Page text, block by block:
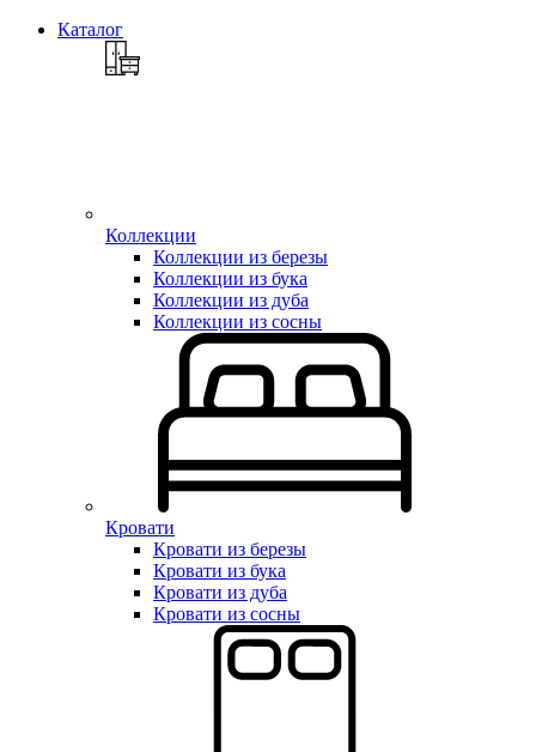
Каталог
Коллекции
Коллекции из березы
Коллекции из бука
Коллекции из дуба
Коллекции из сосны
Кровати
Кровати из березы
Кровати из бука
Кровати из дуба
Кровати из сосны